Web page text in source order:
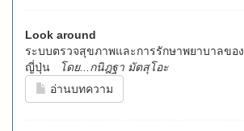
Look around
ระบบตรวจสุขภาพและการรักษาพยาบาลของ
ญี่ปุ่น
โดย...กนิฎฐา มัตสุโอะ
อ่านบทความ